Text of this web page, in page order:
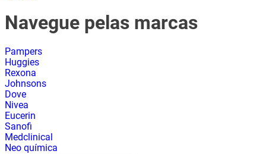
Navegue pelas marcas
Pampers
Huggies
Rexona
Johnsons
Dove
Nivea
Eucerin
Sanofi
Medclinical
Neo química